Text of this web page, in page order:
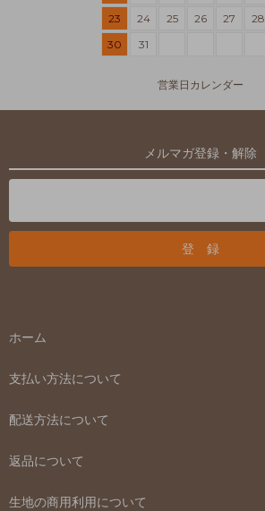
23
24 25 26 27 28
30
31
営業日カレンダー
メルマガ登録・解除
ホーム
支払い方法について
配送方法について
返品について
生地の商用利用について